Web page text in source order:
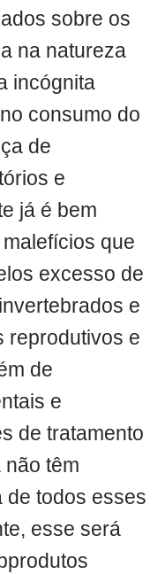
sobre os
na natureza
incógnita
consumo do
de
e
já é bem
que
excesso de
e
reprodutivos e
de
e
de tratamento
não têm
de todos esses
esse será